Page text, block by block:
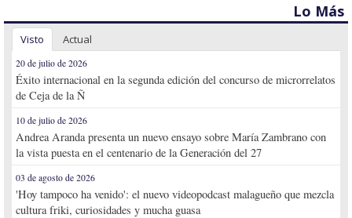
Lo Más
Visto Actual
20 de julio de 2026
Éxito internacional en la segunda edición del concurso de microrrelatos
de Ceja de la Ñ
10 de julio de 2026
Andrea Aranda presenta un nuevo ensayo sobre María Zambrano con
la vista puesta en el centenario de la Generación del 27
03 de agosto de 2026
'Hoy tampoco ha venido': el nuevo videopodcast malagueño que mezcla
cultura friki, curiosidades y mucha guasa